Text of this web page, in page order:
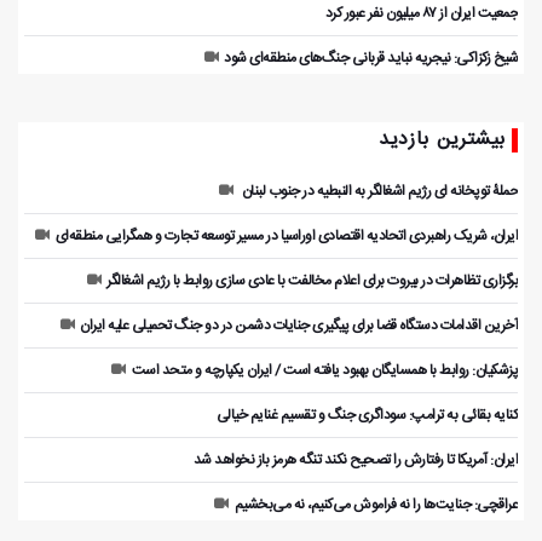
جمعیت ایران از ۸۷ میلیون نفر عبور کرد
شیخ زکزاکی: نیجریه نباید قربانی جنگ‌های منطقه‌ای شود
بیشترین بازدید
حملۀ توپخانه ای رژیم اشغالگر به النبطیه در جنوب لبنان
ایران، شریک راهبردی اتحادیه اقتصادی اوراسیا در مسیر توسعه تجارت و همگرایی منطقه‌ای
برگزاری تظاهرات در بیروت برای اعلام مخالفت با عادی سازی روابط با رژیم اشغالگر
آخرین اقدامات دستگاه قضا برای پیگیری جنایات دشمن در دو جنگ تحمیلی علیه ایران
پزشکیان: روابط با همسایگان بهبود یافته است / ایران یکپارچه و متحد است
کنایه بقائی به ترامپ: سوداگری جنگ و تقسیم غنایم خیالی
ایران: آمریکا تا رفتارش را تصحیح نکند تنگه هرمز باز نخواهد شد
عراقچی: جنایت‌ها را نه فراموش می‌کنیم، نه می‌بخشیم